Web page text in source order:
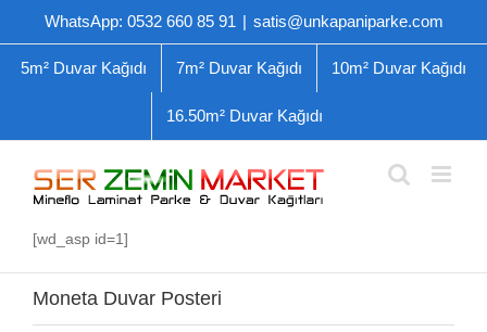
WhatsApp: 0532 660 85 91 | satis@unkapaniparke.com
5m² Duvar Kağıdı 7m² Duvar Kağıdı 10m² Duvar Kağıdı
16.50m² Duvar Kağıdı
[wd_asp id=1]
Moneta Duvar Posteri